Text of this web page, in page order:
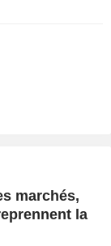
marchés,
la